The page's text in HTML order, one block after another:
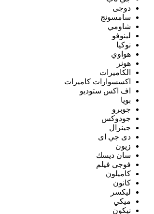
دوجى
سامسونج
شاومي
لينوفو
نوكيا
هواوي
هونر
الكاميرات
اكسسوارات كاميرات
اف اكس ستوديو
بويا
جوبرو
جودوكس
جينرال
دى جي اى
زيون
سان ديسك
فوجى فيلم
كاميلون
كانون
ليكسر
ميكي
نيكون